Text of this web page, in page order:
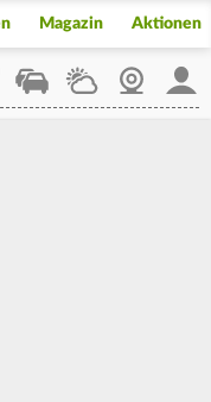
Magazin Aktionen
StaupilotWetterWebcam